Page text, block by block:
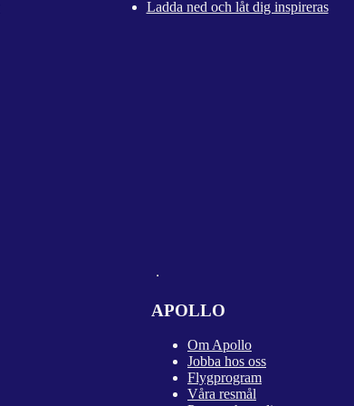
Ladda ned och låt dig inspireras
APOLLO
Om Apollo
Jobba hos oss
Flygprogram
Våra resmål